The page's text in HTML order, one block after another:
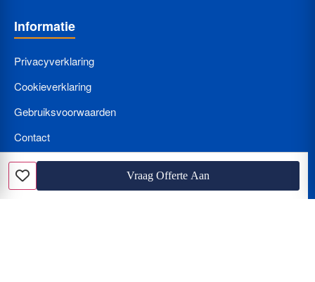
Favoriet
Vraag Offerte Aan
Informatie
Privacyverklaring
Cookieverklaring
Gebruiksvoorwaarden
Contact
Bedrijf Aanmelden